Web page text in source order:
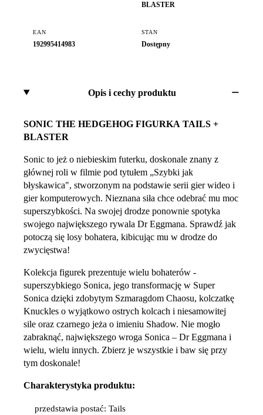
BLASTER
EAN
192995414983
STAN
Dostępny
Opis i cechy produktu
SONIC THE HEDGEHOG FIGURKA TAILS +
BLASTER
Sonic to jeż o niebieskim futerku, doskonale znany z
głównej roli w filmie pod tytułem „Szybki jak
błyskawica", stworzonym na podstawie serii gier wideo i
gier komputerowych. Nieznana siła chce odebrać mu moc
superszybkości. Na swojej drodze ponownie spotyka
swojego największego rywala Dr Eggmana. Sprawdź jak
potoczą się losy bohatera, kibicując mu w drodze do
zwycięstwa!
Kolekcja figurek prezentuje wielu bohaterów -
superszybkiego Sonica, jego transformację w Super
Sonica dzięki zdobytym Szmaragdom Chaosu, kolczatkę
Knuckles o wyjątkowo ostrych kolcach i niesamowitej
sile oraz czarnego jeża o imieniu Shadow. Nie mogło
zabraknąć, największego wroga Sonica – Dr Eggmana i
wielu, wielu innych. Zbierz je wszystkie i baw się przy
tym doskonale!
Charakterystyka produktu:
przedstawia postać: Tails